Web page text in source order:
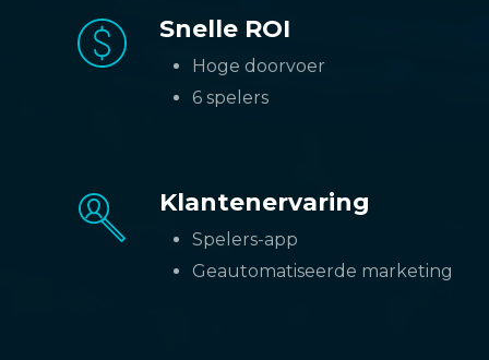
Snelle ROI
Hoge doorvoer
6 spelers
Klantenervaring
Spelers-app
Geautomatiseerde marketing